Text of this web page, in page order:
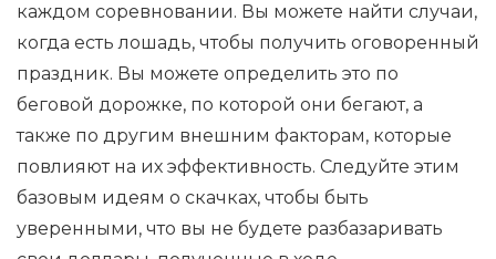
каждом соревновании. Вы можете найти случаи,
когда есть лошадь, чтобы получить оговоренный
праздник. Вы можете определить это по
беговой дорожке, по которой они бегают, а
также по другим внешним факторам, которые
повлияют на их эффективность. Следуйте этим
базовым идеям о скачках, чтобы быть
уверенными, что вы не будете разбазаривать